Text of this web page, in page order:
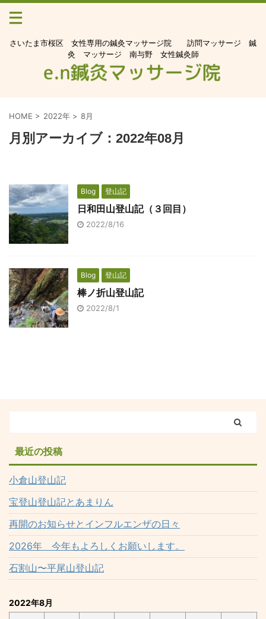
さいたま市桜区 女性専用の鍼灸マッサージ院 訪問マッサージ 鍼
灸 マッサージ 南与野 女性鍼灸師
HOME > 2022年 > 8月
月別アーカイブ：2022年08月
Blog 登山記
日和田山登山記（３回目）
2022/8/16
Blog 登山記
棒ノ折山登山記
2022/8/1
最近の投稿
小倉山登山記
宝登山登山記とあまりん
再開のお知らせとインフルエンザの日々
2026年 今年もよろしくお願いします。
石割山〜平尾山登山記
2022年8月